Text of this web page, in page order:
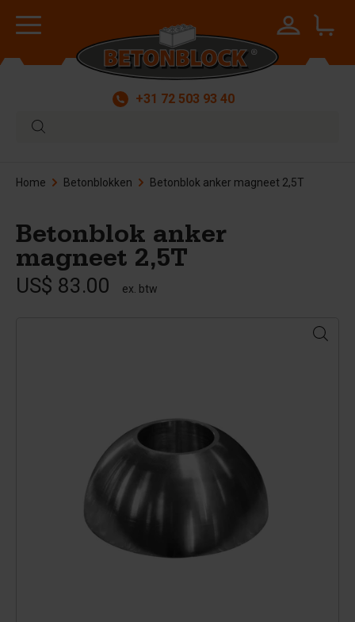
+31 72 503 93 40
Home Betonblokken Betonblok anker magneet 2,5T
Betonblok anker
magneet 2,5T
US$ 83.00 ex. btw